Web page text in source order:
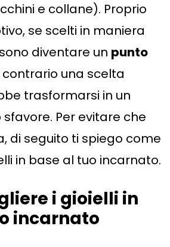
e collane). Proprio
se scelti in maniera
diventare un punto
una scelta
trasformarsi in un
Per evitare che
di seguito ti spiego come
in base al tuo incarnato.
i gioielli in
incarnato